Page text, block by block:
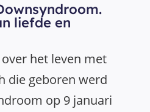
liefde en
het leven met
die geboren werd
op 9 januari